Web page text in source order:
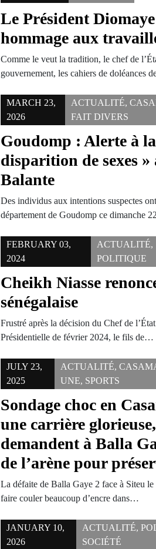
Le Président
hommage aux
Comme le veut la tradition, le chef de
gouvernement, les cahiers de doléances
MARCH 23,
2026
ACTUALITÉ,
FAIT DIVERS
Goudomp : Alerte à
disparition de sexes »
Balante
Des individus aux intentions suspectes
département de Goudomp ce dimanche
FEBRUARY 03,
2024
ACTUALITÉ,
POLITIQUE
Cheikh Niasse
sénégalaise
Frustré après la décision du Chef de
Présidentielle de février 2024, le fils de…
JULY 23,
2025
ACTUALITÉ,
UNE, SPORTS
Sondage choc en
une carrière
demandent à Balla
de l’arène pour
La défaite de Balla Gaye 2 face à Siteu
faire couler beaucoup d’encre dans…
JANUARY 10,
2026
ACTUALITÉ,
SOCIÉTÉ